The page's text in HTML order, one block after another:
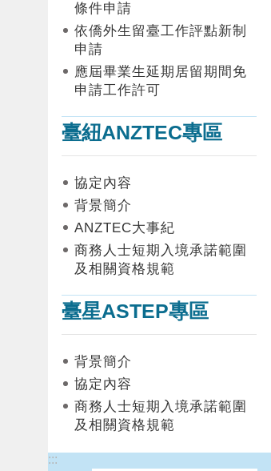
條件申請
依僑外生留臺工作評點新制
申請
應屆畢業生延期居留期間免
申請工作許可
臺紐ANZTEC專區
協定內容
背景簡介
ANZTEC大事紀
商務人士短期入境承諾範圍
及相關資格規範
臺星ASTEP專區
背景簡介
協定內容
商務人士短期入境承諾範圍
及相關資格規範
:::